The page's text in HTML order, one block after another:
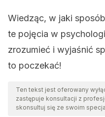
Wiedząc, w jaki
te pojęcia w
zrozumieć i wyjaśnić
to poczekać!
Ten tekst jest oferowany
zastępuje konsultacji z
skonsultuj się ze swoim